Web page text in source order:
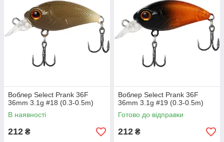
Воблер Select Prank 36F
36mm 3.1g #18 (0.3-0.5m)
В наявності
212 ₴
Воблер Select Prank 36F
36mm 3.1g #19 (0.3-0.5m)
Готово до відправки
212 ₴